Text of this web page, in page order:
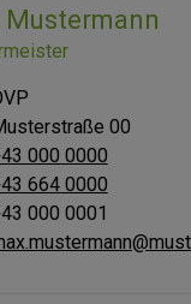
Mustermann
00
000 0000
664 0000
000 0001